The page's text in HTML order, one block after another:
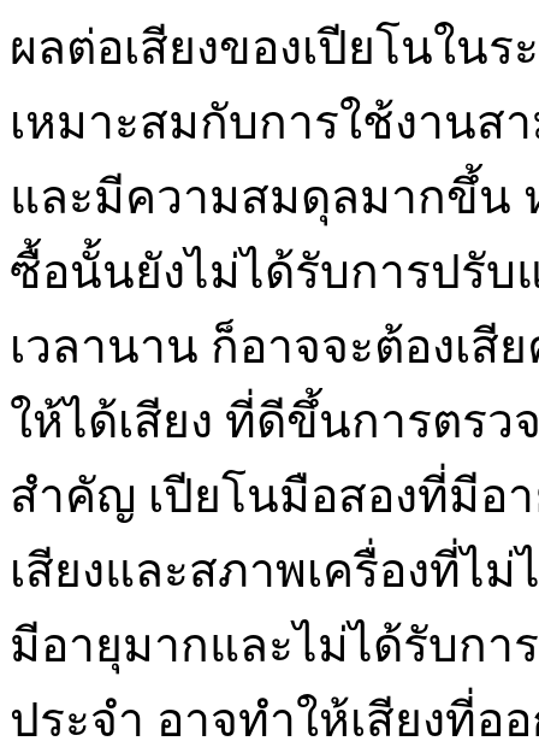
ผลต่อเสียงของเปียโนในร
เหมาะสมกับการใช้งานส
และมีความสมดุลมากขึ้น
ซื้อนั้นยังไม่ได้รับการปรับ
เวลานาน ก็อาจจะต้องเสี
ให้ได้เสียง ที่ดีขึ้นการตรว
สำคัญ เปียโนมือสองที่มีอ
เสียงและสภาพเครื่องที่ไ
มีอายุมากและไม่ได้รับกา
ประจำ อาจทำให้เสียงที่